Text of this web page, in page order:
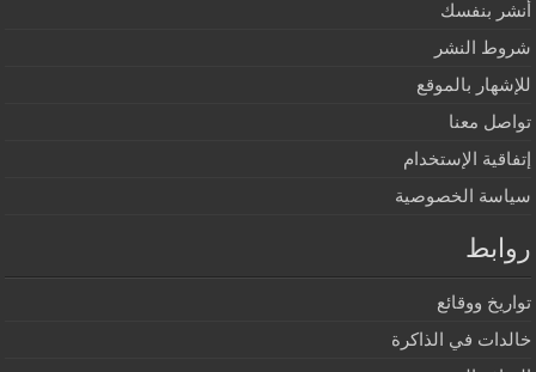
أنشر بنفسك
شروط النشر
للإشهار بالموقع
تواصل معنا
إتفاقية الإستخدام
سياسة الخصوصية
روابط
تواريخ ووقائع
خالدات في الذاكرة